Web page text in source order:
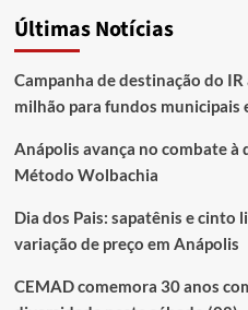
Últimas Notícias
Campanha de destinação do
milhão para fundos municipais
Anápolis avança no combate à
Método Wolbachia
Dia dos Pais: sapatênis e cinto
variação de preço em Anápolis
CEMAD comemora 30 anos